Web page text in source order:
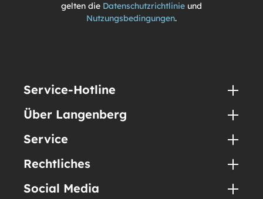
gelten die Datenschutzrichtlinie und
Nutzungsbedingungen.
Service-Hotline
Über Langenberg
Service
Rechtliches
Social Media